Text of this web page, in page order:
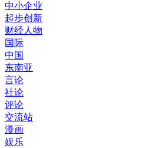
中小企业
起步创新
财经人物
国际
中国
东南亚
言论
社论
评论
交流站
漫画
娱乐